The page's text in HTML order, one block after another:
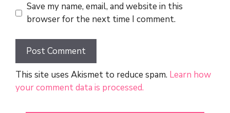
Save my name, email, and website in this
browser for the next time I comment.
This site uses Akismet to reduce spam. Learn how
your comment data is processed.